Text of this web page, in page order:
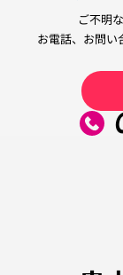
ご不明
お電話、お問い